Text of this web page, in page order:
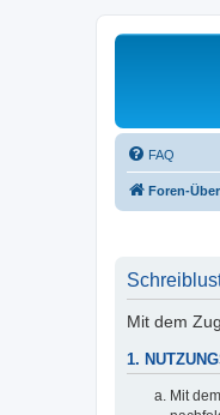
FAQ
Foren-
Mit dem
1.
Mit